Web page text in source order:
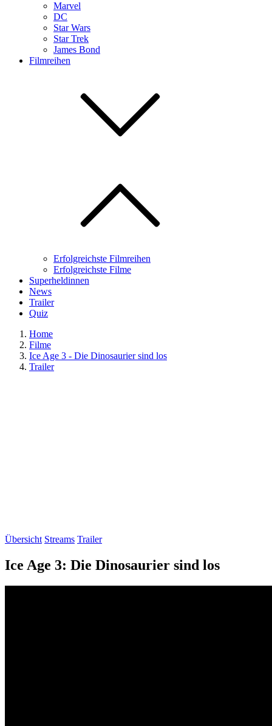
Marvel
DC
Star Wars
Star Trek
James Bond
Filmreihen
Erfolgreichste Filmreihen
Erfolgreichste Filme
Superheldinnen
News
Trailer
Quiz
Home
Filme
Ice Age 3 - Die Dinosaurier sind los
Trailer
Übersicht Streams Trailer
Ice Age 3: Die Dinosaurier sind los